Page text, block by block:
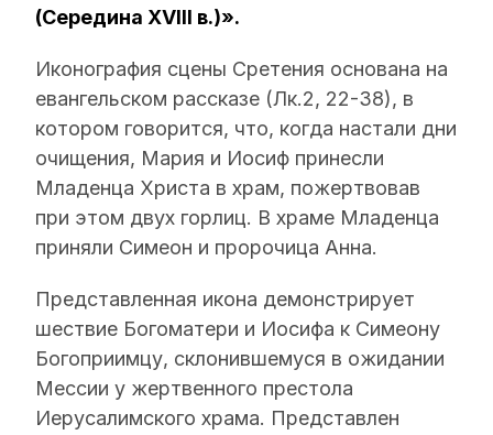
(Середина XVIII в.)».
Иконография сцены Сретения основана на
евангельском рассказе (Лк.2, 22-38), в
котором говорится, что, когда настали дни
очищения, Мария и Иосиф принесли
Младенца Христа в храм, пожертвовав
при этом двух горлиц. В храме Младенца
приняли Симеон и пророчица Анна.
Представленная икона демонстрирует
шествие Богоматери и Иосифа к Симеону
Богоприимцу, склонившемуся в ожидании
Мессии у жертвенного престола
Иерусалимского храма. Представлен